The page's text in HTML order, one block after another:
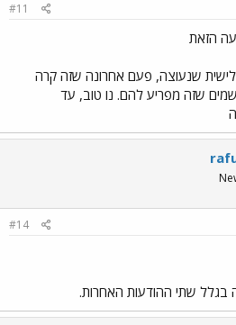
#11
הזאת
שנעוצה, פעם אחרונה שזה קרה
שזה מפריע להם. נו טוב, עד
#14
בגלל שתי ההודעות האחרות.